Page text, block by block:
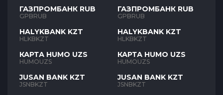
ГАЗПРОМБАНК RUB
GPBRUB
HALYKBANK KZT
HLKBKZT
КАРТА HUMO UZS
HUMOUZS
JUSAN BANK KZT
JSNBKZT
ГАЗПРОМБАНК RUB
GPBRUB
HALYKBANK KZT
HLKBKZT
КАРТА HUMO UZS
HUMOUZS
JUSAN BANK KZT
JSNBKZT